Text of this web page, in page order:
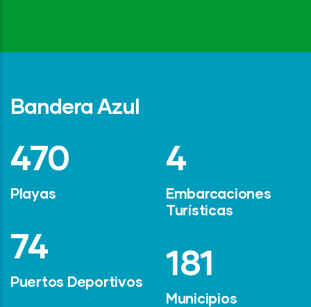
Bandera Azul
642
Playas
101
Puertos Deportivos
6
Embarcaciones
Turísticas
247
Municipios